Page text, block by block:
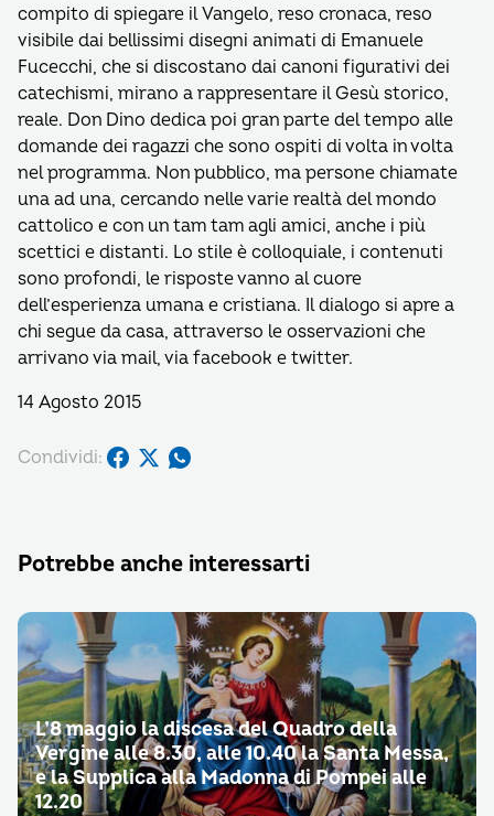
compito di spiegare il Vangelo, reso cronaca, reso
visibile dai bellissimi disegni animati di Emanuele
Fucecchi, che si discostano dai canoni figurativi dei
catechismi, mirano a rappresentare il Gesù storico,
reale. Don Dino dedica poi gran parte del tempo alle
domande dei ragazzi che sono ospiti di volta in volta
nel programma. Non pubblico, ma persone chiamate
una ad una, cercando nelle varie realtà del mondo
cattolico e con un tam tam agli amici, anche i più
scettici e distanti. Lo stile è colloquiale, i contenuti
sono profondi, le risposte vanno al cuore
dell’esperienza umana e cristiana. Il dialogo si apre a
chi segue da casa, attraverso le osservazioni che
arrivano via mail, via facebook e twitter.
14 Agosto 2015
Condividi:
Potrebbe anche interessarti
L’8 maggio la discesa del Quadro della
Vergine alle 8.30, alle 10.40 la Santa Messa,
e la Supplica alla Madonna di Pompei alle
12.20